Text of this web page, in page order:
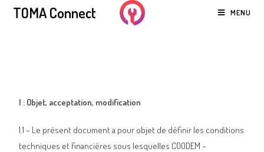
TOMA Connect MENU
I : Objet, acceptation, modification
1.1 – Le présent document a pour objet de définir les conditions
techniques et financières sous lesquelles COODEM –